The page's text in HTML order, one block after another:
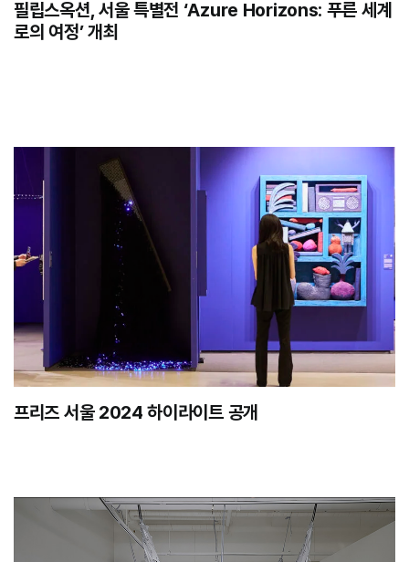
필립스옥션, 서울 특별전 ‘Azure Horizons: 푸른 세계
로의 여정’ 개최
프리즈 서울 2024 하이라이트 공개